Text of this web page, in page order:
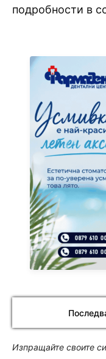
подробности в
Изпращайте своите